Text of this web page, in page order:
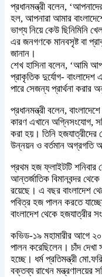
প্রধানমন্ত্রী বলেন,
হল, আপনারা আমার
ভাগ্য নিয়ে কেউ ছিনিমিনি
এর জনগণকে মানবসৃষ্ট বা
জানান।
শেখ হাসিনা বলেন, ‘আমি
প্রাকৃতিক দুর্যোগ- বাংলাদেশ
পারে সেজন্য প্রার্থনা করার
প্রধানমন্ত্রী বলেন,
কারণ এখানে অগ্নিসংযোগ,
করা হয়। তিনি হজযাত্রীদের
উন্নয়ন ও বর্তমান অগ্রগতি
প্রথম হজ ফ্লাইটটি শনিবার
আন্তর্জাতিক বিমানবন্দর
রয়েছে। এ বছর বাংলাদেশ
পবিত্র হজ পালন করতে
বাংলাদেশ থেকে হজযাত্রীর
কভিড-১৯ মহামারীর আগে
পালন করেছিলেন। চাঁদ
হচ্ছে। ধর্ম প্রতিমন্ত্রী
বক্তব্য রাখেন মন্ত্রণালয়ের